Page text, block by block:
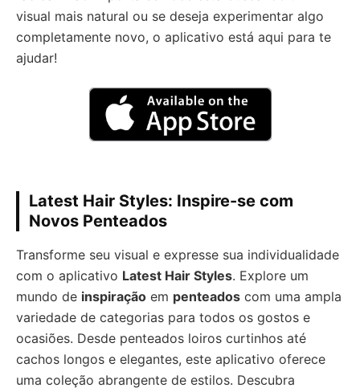
visual mais natural ou se deseja experimentar algo
completamente novo, o aplicativo está aqui para te
ajudar!
Latest Hair Styles: Inspire-se com
Novos Penteados
Transforme seu visual e expresse sua individualidade
com o aplicativo Latest Hair Styles. Explore um
mundo de inspiração em penteados com uma ampla
variedade de categorias para todos os gostos e
ocasiões. Desde penteados loiros curtinhos até
cachos longos e elegantes, este aplicativo oferece
uma coleção abrangente de estilos. Descubra